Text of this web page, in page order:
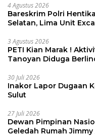
4 Agustus 2026
Bareskrim Polri
Selatan, Lima Unit
3 Agustus 2026
PETI Kian Marak !
Tanoyan Diduga
30 Juli 2026
Inakor Lapor Dugaan
Sulut
27 Juli 2026
Dewan Pimpinan
Geledah Rumah Jimmy